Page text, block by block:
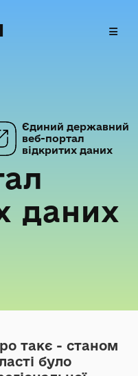
Єдиний державний
веб-портал
відкритих даних
даних
такє - станом
було